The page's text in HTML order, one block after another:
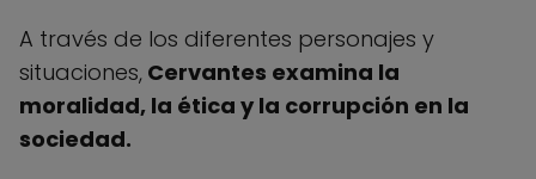
A través de los diferentes personajes y
situaciones, Cervantes examina la
moralidad, la ética y la corrupción en la
sociedad.